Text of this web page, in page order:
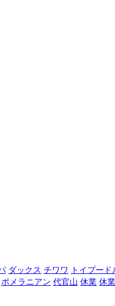
ダックス チワワ トイプード
ポメラニアン 代官山 休業 休